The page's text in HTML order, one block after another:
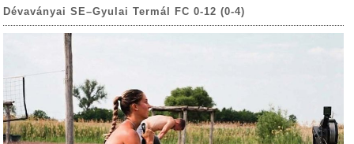
Dévaványai SE–Gyulai Termál FC 0-12 (0-4)